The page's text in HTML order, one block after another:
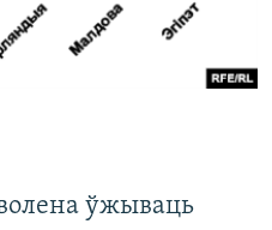
ўжываць